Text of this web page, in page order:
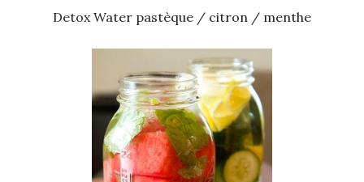
Detox Water pastèque / citron / menthe